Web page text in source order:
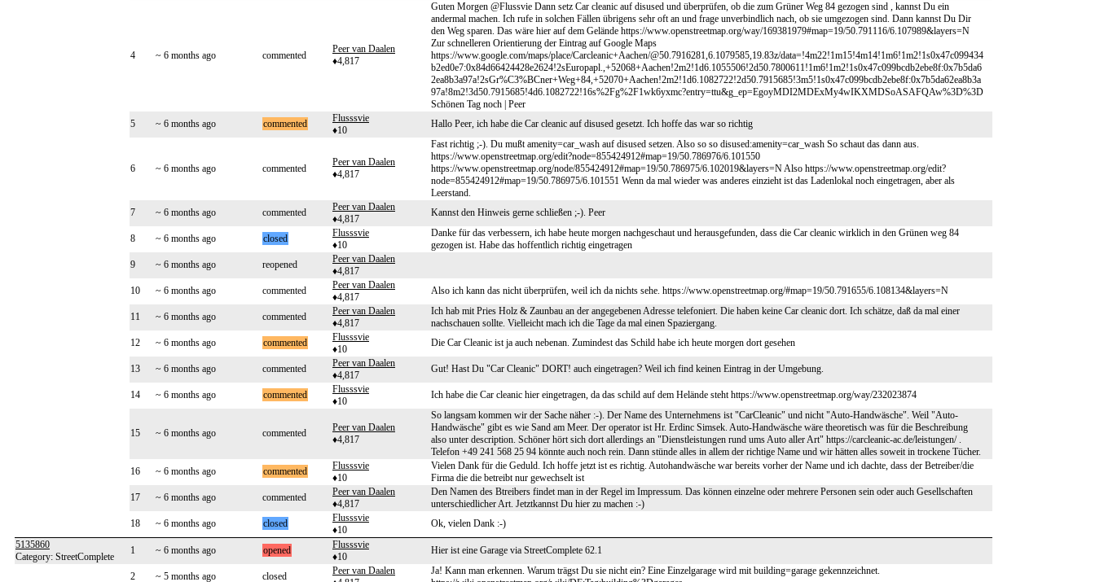
4 ~ 6 months ago commented
Peer van Daalen
♦4,817
Guten Morgen @Flussvie Dann setz Car cleanic auf disused und überprüfen, ob die zum Grüner Weg 84 gezogen sind , kannst Du ein
andermal machen. Ich rufe in solchen Fällen übrigens sehr oft an und frage unverbindlich nach, ob sie umgezogen sind. Dann kannst Du Dir
den Weg sparen. Das wäre hier auf dem Gelände https://www.openstreetmap.org/way/169381979#map=19/50.791116/6.107989&layers=N
Zur schnelleren Orientierung der Eintrag auf Google Maps
https://www.google.com/maps/place/Carcleanic+Aachen/@50.7916281,6.1079585,19.83z/data=!4m22!1m15!4m14!1m6!1m2!1s0x47c099434
b2ed0e7:0x84d66424428e2624!2sEuropapl.,+52068+Aachen!2m2!1d6.1055506!2d50.7800611!1m6!1m2!1s0x47c099bcdb2ebe8f:0x7b5da6
2ea8b3a97a!2sGr%C3%BCner+Weg+84,+52070+Aachen!2m2!1d6.1082722!2d50.7915685!3m5!1s0x47c099bcdb2ebe8f:0x7b5da62ea8b3a
97a!8m2!3d50.7915685!4d6.1082722!16s%2Fg%2F1wk6yxmc?entry=ttu&g_ep=EgoyMDI2MDExMy4wIKXMDSoASAFQAw%3D%3D
Schönen Tag noch | Peer
5
~ 6 months ago commented
Flusssvie
♦10
Hallo Peer, ich habe die Car cleanic auf disused gesetzt. Ich hoffe das war so richtig
6 ~ 6 months ago commented
Peer van Daalen
♦4,817
Fast richtig ;-). Du mußt amenity=car_wash auf disused setzen. Also so so disused:amenity=car_wash So schaut das dann aus.
https://www.openstreetmap.org/edit?node=855424912#map=19/50.786976/6.101550
https://www.openstreetmap.org/node/855424912#map=19/50.786975/6.102019&layers=N Also https://www.openstreetmap.org/edit?
node=855424912#map=19/50.786975/6.101551 Wenn da mal wieder was anderes einzieht ist das Ladenlokal noch eingetragen, aber als
Leerstand.
7
~ 6 months ago commented
Peer van Daalen
♦4,817
Kannst den Hinweis gerne schließen ;-). Peer
8 ~ 6 months ago closed
Flusssvie
♦10
Danke für das verbessern, ich habe heute morgen nachgeschaut und herausgefunden, dass die Car cleanic wirklich in den Grünen weg 84
gezogen ist. Habe das hoffentlich richtig eingetragen
9
~ 6 months ago reopened
Peer van Daalen
♦4,817
10
~ 6 months ago commented
Peer van Daalen
♦4,817
Also ich kann das nicht überprüfen, weil ich da nichts sehe. https://www.openstreetmap.org/#map=19/50.791655/6.108134&layers=N
11 ~ 6 months ago commented
Peer van Daalen
♦4,817
Ich hab mit Pries Holz & Zaunbau an der angegebenen Adresse telefoniert. Die haben keine Car cleanic dort. Ich schätze, daß da mal einer
nachschauen sollte. Vielleicht mach ich die Tage da mal einen Spaziergang.
12
~ 6 months ago commented
Flusssvie
♦10
Die Car Cleanic ist ja auch nebenan. Zumindest das Schild habe ich heute morgen dort gesehen
13 ~ 6 months ago commented
Peer van Daalen
♦4,817
Gut! Hast Du "Car Cleanic" DORT! auch eingetragen? Weil ich find keinen Eintrag in der Umgebung.
14 ~ 6 months ago commented
Flusssvie
♦10
Ich habe die Car cleanic hier eingetragen, da das schild auf dem Helände steht https://www.openstreetmap.org/way/232023874
15 ~ 6 months ago commented
Peer van Daalen
♦4,817
So langsam kommen wir der Sache näher :-). Der Name des Unternehmens ist "CarCleanic" und nicht "Auto-Handwäsche". Weil "Auto-
Handwäsche" gibt es wie Sand am Meer. Der operator ist Hr. Erdinc Simsek. Auto-Handwäsche wäre theoretisch was für die Beschreibung
also unter description. Schöner hört sich dort allerdings an "Dienstleistungen rund ums Auto aller Art" https://carcleanic-ac.de/leistungen/ .
Telefon +49 241 568 25 94 könnte auch noch rein. Dann stünde alles in allem der richtige Name und wir hätten alles soweit in trockene Tücher.
16
~ 6 months ago commented
Flusssvie
♦10
Vielen Dank für die Geduld. Ich hoffe jetzt ist es richtig. Autohandwäsche war bereits vorher der Name und ich dachte, dass der Betreiber/die
Firma die die betreibt nur gewechselt ist
17
~ 6 months ago commented
Peer van Daalen
♦4,817
Den Namen des Btreibers findet man in der Regel im Impressum. Das können einzelne oder mehrere Personen sein oder auch Gesellschaften
unterschiedlicher Art. Jetztkannst Du hier zu machen :-)
18
~ 6 months ago closed
Flusssvie
♦10
Ok, vielen Dank :-)
5135860
Category: StreetComplete
1 ~ 6 months ago opened
Flusssvie
♦10
Hier ist eine Garage via StreetComplete 62.1
2 ~ 5 months ago closed
Peer van Daalen
Ja! Kann man erkennen. Warum trägst Du sie nicht ein? Eine Einzelgarage wird mit building=garage gekennzeichnet.